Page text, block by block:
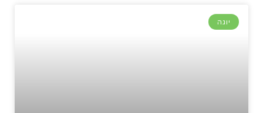
יוגה